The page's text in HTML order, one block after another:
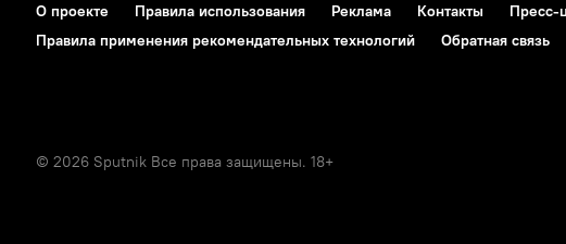
О проекте Правила использования Реклама Контакты Пресс-
Правила применения рекомендательных технологий
Обратная связь
© 2026 Sputnik Все права защищены. 18+